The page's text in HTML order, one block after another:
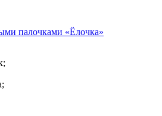
палочками «Ёлочка»